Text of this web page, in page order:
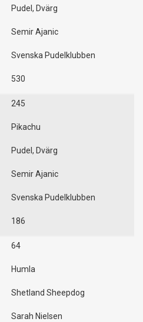
Pudel, Dvärg
Semir Ajanic
Svenska Pudelklubben
530
245
Pikachu
Pudel, Dvärg
Semir Ajanic
Svenska Pudelklubben
186
64
Humla
Shetland Sheepdog
Sarah Nielsen